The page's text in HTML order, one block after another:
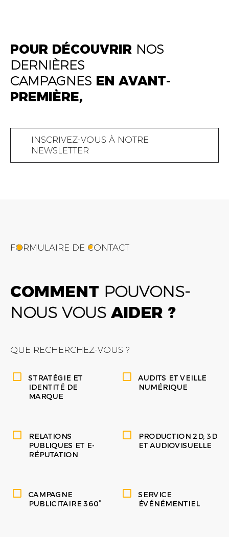
ELECTRICAL &
PUBLIC RELATIONS
CONSULTANT
AMINE BOUHMOUD
ART DIRECTOR
STOREKEEPER
POUR DÉCOUVRIR NOS
DERNIÈRES
CAMPAGNES EN AVANT-
PREMIÈRE,
INSCRIVEZ-VOUS À NOTRE
NEWSLETTER
FORMULAIRE DE CONTACT
COMMENT POUVONS-
NOUS VOUS AIDER ?
QUE RECHERCHEZ-VOUS ?
STRATÉGIE ET
IDENTITÉ DE
MARQUE
AUDITS ET VEILLE
NUMÉRIQUE
RELATIONS
PUBLIQUES ET E-
RÉPUTATION
PRODUCTION 2D, 3D
ET AUDIOVISUELLE
CAMPAGNE
PUBLICITAIRE 360°
SERVICE
ÉVÉNÉMENTIEL